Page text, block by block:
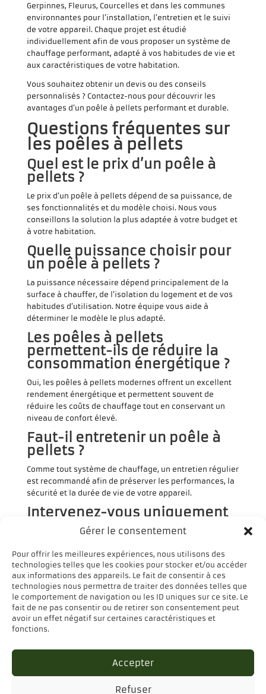
Gérer le consentement
Pour offrir les meilleures expériences, nous utilisons des
technologies telles que les cookies pour stocker et/ou accéder
aux informations des appareils. Le fait de consentir à ces
technologies nous permettra de traiter des données telles que
le comportement de navigation ou les ID uniques sur ce site. Le
fait de ne pas consentir ou de retirer son consentement peut
avoir un effet négatif sur certaines caractéristiques et
fonctions.
Accepter
Refuser
Gerpinnes, Fleurus, Courcelles et dans les communes
environnantes pour l’installation, l’entretien et le suivi
de votre appareil. Chaque projet est étudié
individuellement afin de vous proposer un système de
chauffage performant, adapté à vos habitudes de vie et
aux caractéristiques de votre habitation.
Vous souhaitez obtenir un devis ou des conseils
personnalisés ? Contactez-nous pour découvrir les
avantages d’un poêle à pellets performant et durable.
Questions fréquentes sur
les poêles à pellets
Quel est le prix d’un poêle à
pellets ?
Le prix d’un poêle à pellets dépend de sa puissance, de
ses fonctionnalités et du modèle choisi. Nous vous
conseillons la solution la plus adaptée à votre budget et
à votre habitation.
Quelle puissance choisir pour
un poêle à pellets ?
La puissance nécessaire dépend principalement de la
surface à chauffer, de l’isolation du logement et de vos
habitudes d’utilisation. Notre équipe vous aide à
déterminer le modèle le plus adapté.
Les poêles à pellets
permettent-ils de réduire la
consommation énergétique ?
Oui, les poêles à pellets modernes offrent un excellent
rendement énergétique et permettent souvent de
réduire les coûts de chauffage tout en conservant un
niveau de confort élevé.
Faut-il entretenir un poêle à
pellets ?
Comme tout système de chauffage, un entretien régulier
est recommandé afin de préserver les performances, la
sécurité et la durée de vie de votre appareil.
Intervenez-vous uniquement
à Charleroi ?
Gerpinnes, Fleurus, Courcelles et dans de nombreuses
communes de la région pour l’installation et l’entretien
de poêles à pellets.